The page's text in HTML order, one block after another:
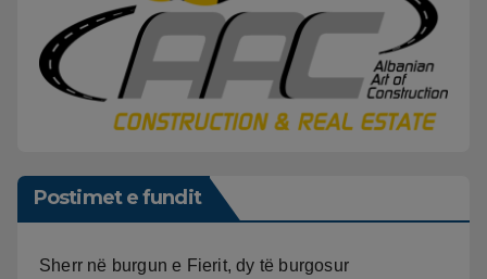
Postimet e fundit
Sherr në burgun e Fierit, dy të burgosur